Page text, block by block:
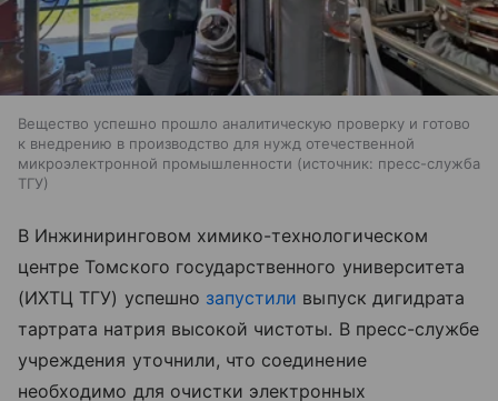
Вещество успешно прошло аналитическую проверку и готово
к внедрению в производство для нужд отечественной
микроэлектронной промышленности
источник: пресс-служба
ТГУ
В Инжиниринговом химико-технологическом
центре Томского государственного университета
(ИХТЦ ТГУ) успешно запустили выпуск дигидрата
тартрата натрия высокой чистоты. В пресс-службе
учреждения уточнили, что соединение
необходимо для очистки электронных